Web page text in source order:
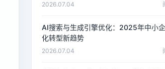
2026.07.04
AI搜索与生成引擎优化：2025年中小
化转型新趋势
2026.07.04